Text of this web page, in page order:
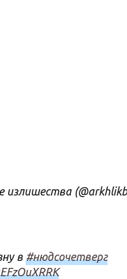
в #нюдсочетверг